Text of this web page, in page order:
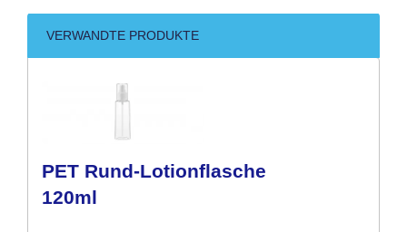
VERWANDTE PRODUKTE
PET Rund-Lotionflasche
120ml